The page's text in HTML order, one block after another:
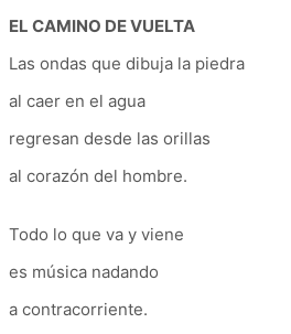
EL CAMINO DE VUELTA
Las ondas que dibuja la piedra
al caer en el agua
regresan desde las orillas
al corazón del hombre.
Todo lo que va y viene
es música nadando
a contracorriente.